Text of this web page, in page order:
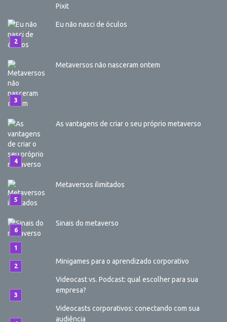
Pixit
Eu não nasci de óculos
Metaversos não nasceram ontem
As vantagens de criar o seu próprio metaverso
Metaversos ilimitados
Sinais do metaverso
Minigames para o aprendizado corporativo
Videocast vs. Podcast: qual escolher para sua
empresa?
Videocasts corporativos: conectando com sua
audiência